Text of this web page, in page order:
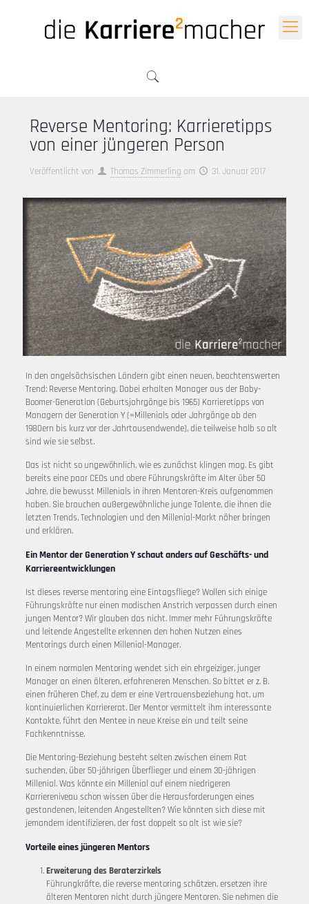
Reverse Mentoring: Karrieretipps
von einer jüngeren Person
Veröffentlicht von Thomas Zimmerling am 31. Januar 2017
In den angelsächsischen Ländern gibt einen neuen, beachtenswerten
Trend: Reverse Mentoring. Dabei erhalten Manager aus der Baby-
Boomer-Generation (Geburtsjahrgänge bis 1965) Karrieretipps von
Managern der Generation Y (=Millenials oder Jahrgänge ab den
1980ern bis kurz vor der Jahrtausendwende), die teilweise halb so alt
sind wie sie selbst.
Das ist nicht so ungewöhnlich, wie es zunächst klingen mag. Es gibt
bereits eine paar CEOs und obere Führungskräfte im Alter über 50
Jahre, die bewusst Millenials in ihren Mentoren-Kreis aufgenommen
haben. Sie brauchen außergewöhnliche junge Talente, die ihnen die
letzten Trends, Technologien und den Millenial-Markt näher bringen
und erklären.
Ein Mentor der Generation Y schaut anders auf Geschäfts- und
Karriereentwicklungen
Ist dieses reverse mentoring eine Eintagsfliege? Wollen sich einige
Führungskräfte nur einen modischen Anstrich verpassen durch einen
jungen Mentor? Wir glauben das nicht. Immer mehr Führungskräfte
und leitende Angestellte erkennen den hohen Nutzen eines
Mentorings durch einen Millenial-Manager.
In einem normalen Mentoring wendet sich ein ehrgeiziger, junger
Manager an einen älteren, erfahreneren Menschen. So bittet er z. B.
einen früheren Chef, zu dem er eine Vertrauensbeziehung hat, um
kontinuierlichen Karriererat. Der Mentor vermittelt ihm interessante
Kontakte, führt den Mentee in neue Kreise ein und teilt seine
Fachkenntnisse.
Die Mentoring-Beziehung besteht selten zwischen einem Rat
suchenden, über 50-jährigen Überflieger und einem 30-jährigen
Millenial. Was könnte ein Millenial auf einem niedrigeren
Karriereniveau schon wissen über die Herausforderungen eines
gestandenen, leitenden Angestellten? Wie könnten sich diese mit
jemandem identifizieren, der fast doppelt so alt ist wie sie?
Vorteile eines jüngeren Mentors
Erweiterung des Beraterzirkels
Führungkräfte, die reverse mentoring schätzen, ersetzen ihre
älteren Mentoren nicht durch jüngere Mentoren. Sie nehmen die